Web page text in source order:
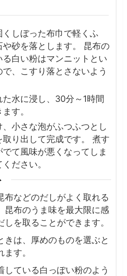
くしぼった布巾で軽くふ
や砂を落とします。 昆布の
白い粉はマンニットとい
で、こすり落とさないよう
た水に浸し、30分～1時間
す。
小さな泡がふつふつとし
り出して完成です。 煮す
でて風味が悪くなってしま
ださい。
布などのだしがよく取れる
昆布のうま味を最大限に感
しを取ることができます。
きは、厚めのものを選ぶと
す。
している白っぽい粉のよう